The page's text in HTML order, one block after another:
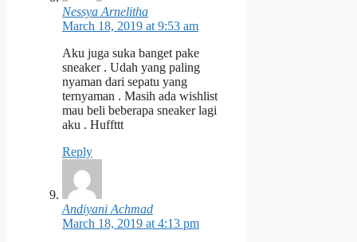
Nessya Arnelitha
March 18, 2019 at 9:53 am
Aku juga suka banget pake
sneaker . Udah yang paling
nyaman dari sepatu yang
ternyaman . Masih ada wishlist
mau beli beberapa sneaker lagi
aku . Huffttt
Reply
Andiyani Achmad
March 18, 2019 at 4:13 pm